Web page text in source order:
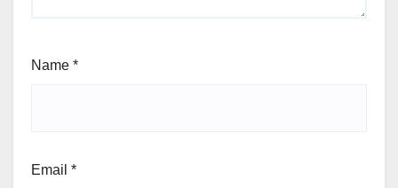
Name *
Email *